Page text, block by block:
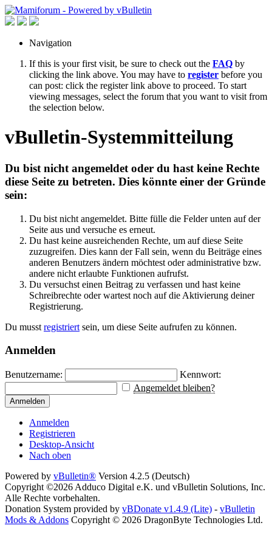
Navigation
If this is your first visit, be sure to check out the FAQ by
clicking the link above. You may have to register before you
can post: click the register link above to proceed. To start
viewing messages, select the forum that you want to visit from
the selection below.
vBulletin-Systemmitteilung
Du bist nicht angemeldet oder du hast keine Rechte
diese Seite zu betreten. Dies könnte einer der Gründe
sein:
Du bist nicht angemeldet. Bitte fülle die Felder unten auf der
Seite aus und versuche es erneut.
Du hast keine ausreichenden Rechte, um auf diese Seite
zuzugreifen. Dies kann der Fall sein, wenn du Beiträge eines
anderen Benutzers ändern möchtest oder administrative bzw.
andere nicht erlaubte Funktionen aufrufst.
Du versuchst einen Beitrag zu verfassen und hast keine
Schreibrechte oder wartest noch auf die Aktivierung deiner
Registrierung.
Du musst registriert sein, um diese Seite aufrufen zu können.
Anmelden
Benutzername:
Kennwort:
Angemeldet bleiben?
Anmelden
Anmelden
Registrieren
Desktop-Ansicht
Nach oben
Powered by vBulletin® Version 4.2.5 (Deutsch)
Copyright ©2026 Adduco Digital e.K. und vBulletin Solutions, Inc.
Alle Rechte vorbehalten.
Donation System provided by vBDonate v1.4.9 (Lite) - vBulletin
Mods & Addons Copyright © 2026 DragonByte Technologies Ltd.